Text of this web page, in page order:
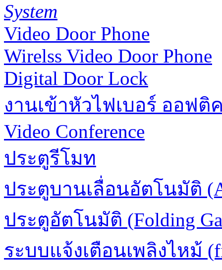
System
Video Door Phone
Wirelss Video Door Phone
Digital Door Lock
งานเข้าหัวไฟเบอร์ ออฟติ
Video Conference
ประตูรีโมท
ประตูบานเลื่อนอัตโนมัติ
ประตูอัตโนมัติ (Folding
ระบบแจ้งเตือนเพลิงไหม้